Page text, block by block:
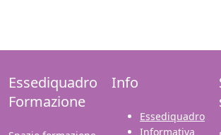
Essediquadro
Formazione
Info
Essediquadro
Informativa